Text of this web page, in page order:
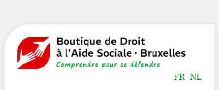
FR NL